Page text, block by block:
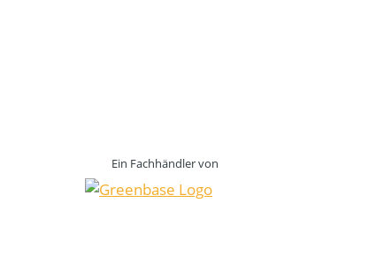
Ein Fachhändler von